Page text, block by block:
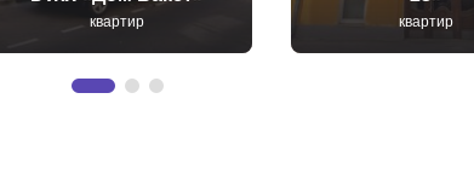
квартир квартир